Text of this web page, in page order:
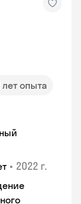
лет опыта
• 2022 г.